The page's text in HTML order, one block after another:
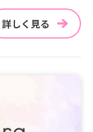
詳しく見る